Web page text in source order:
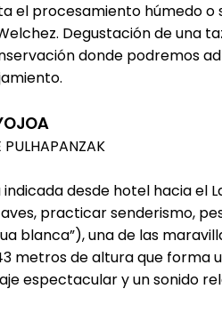
el procesamiento húmedo
Degustación de una
donde podremos
desde hotel hacia el
practicar senderismo,
blanca”), una de las
metros de altura que
espectacular y un sonido